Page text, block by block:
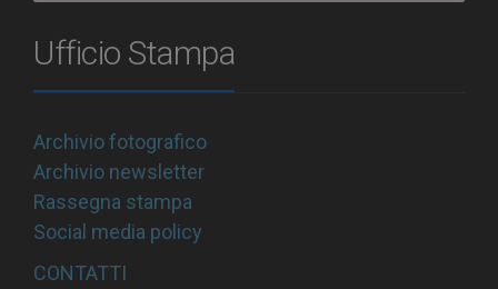
Ufficio Stampa
Archivio fotografico
Archivio newsletter
Rassegna stampa
Social media policy
CONTATTI